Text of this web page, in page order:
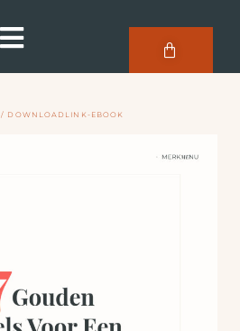
/ DOWNLOADLINK-EBOOK